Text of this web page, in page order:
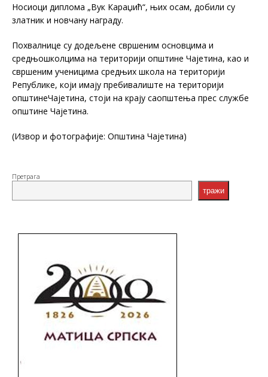
Носиоци диплома „Вук Караџић“, њих осам, добили су
златник и новчану награду.
Похвалнице су додељене свршеним основцима и
средњошколцима на териториjи општине Чајетина, као и
свршеним ученицима средњих школа на територији
Републике, који имају пребивалиште на територији
општинеЧајетина, стоји на крају саопштења прес службе
општине Чајетина.
(Извор и фотографије: Општина Чајетина)
Претрага
тражи